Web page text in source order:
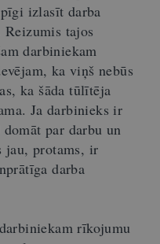
izlasīt darba
tajos
darbiniekam
ka viņš nebūs
ka šāda tūlītēja
Ja darbinieks ir
par darbu un
jau, protams, ir
darba
rīkojumu